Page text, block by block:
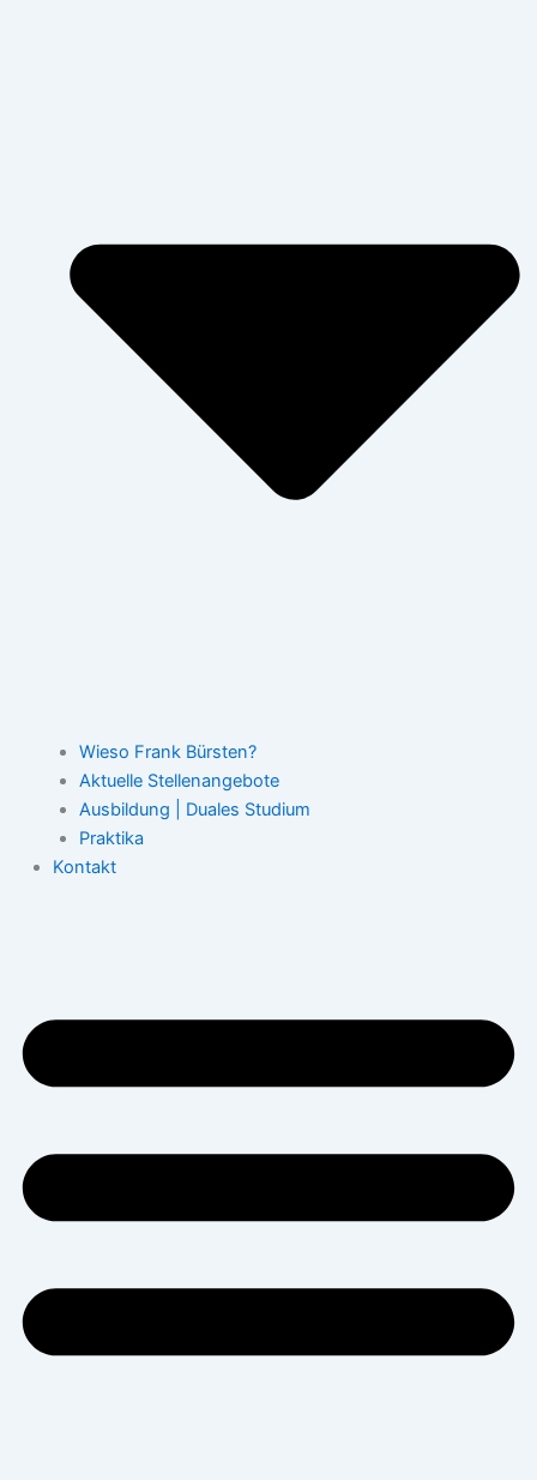
Wieso Frank Bürsten?
Aktuelle Stellenangebote
Ausbildung | Duales Studium
Praktika
Kontakt